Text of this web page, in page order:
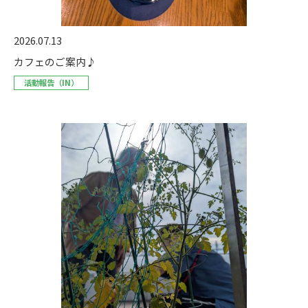
2026.07.13
カフェのご案内♪
活動報告（IN）